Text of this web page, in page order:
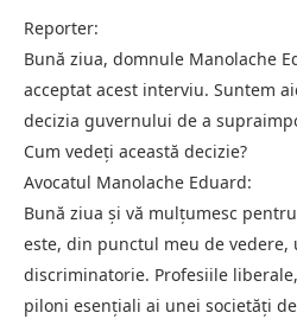
Reporter:
Bună ziua, domnule Manolache
acceptat acest interviu. Suntem
decizia guvernului de a
Cum vedeți această decizie?
Avocatul Manolache Eduard:
Bună ziua și vă mulțumesc
este, din punctul meu de
discriminatorie. Profesiile
piloni esențiali ai unei societăți